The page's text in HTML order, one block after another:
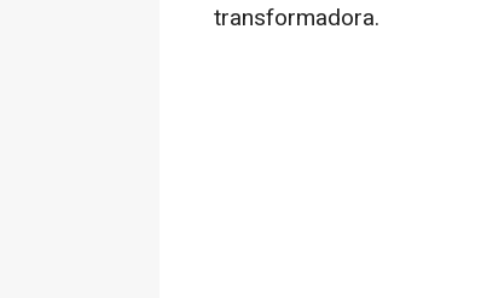
transformadora.